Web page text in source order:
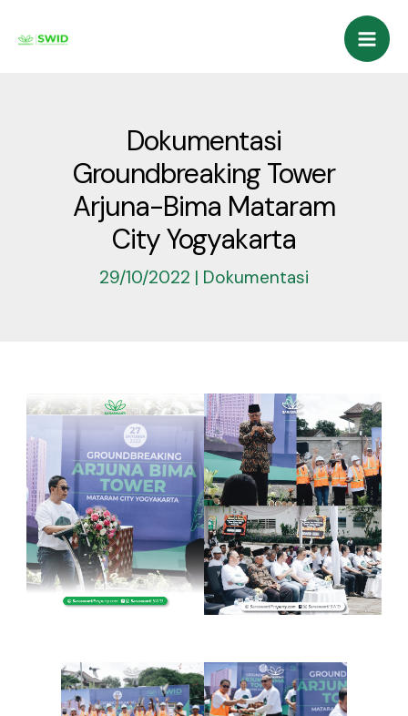
Dokumentasi
Groundbreaking Tower
Arjuna-Bima Mataram
City Yogyakarta
29/10/2022 | Dokumentasi